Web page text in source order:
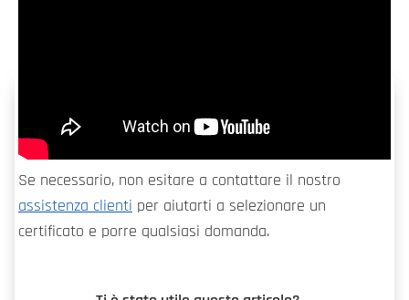
Se necessario, non esitare a contattare il nostro
assistenza clienti per aiutarti a selezionare un
certificato e porre qualsiasi domanda.